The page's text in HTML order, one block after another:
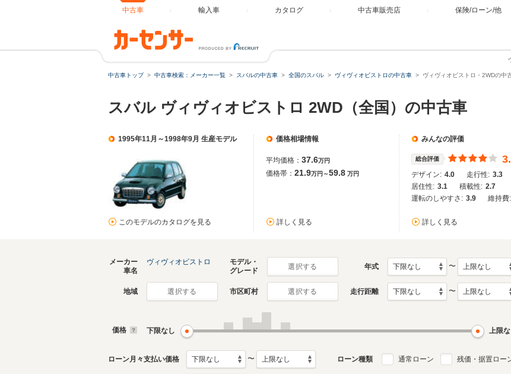
中古車 輸入車 カタログ 中古車販売店 保険/ローン/他
中古車トップ 中古車検索：メーカー一覧 スバルの中古車 全国のスバル ヴィヴィオビストロの中古車 ヴィヴィオビストロ・2WDの中
スバル ヴィヴィオビストロ 2WD（全国）の中古車
1995年11月～1998年9月 生産モデル
このモデルのカタログを見る
価格相場情報
平均価格： 37.6万円
価格帯： 21.9万円～59.8 万円
詳しく見る
みんなの評価
総合評価
デザイン: 4.0 走行性: 3.3
居住性: 3.1 積載性: 2.7
運転のしやすさ: 3.9 維持費:
詳しく見る
メーカー
車名
ヴィヴィオビストロ
モデル・
グレード
選択する 年式 〜
地域 選択する 市区町村 選択する 走行距離 〜
価格 下限なし 上限
ローン月々支払い価格 〜 ローン種類 通常ローン 残価・据置ロー